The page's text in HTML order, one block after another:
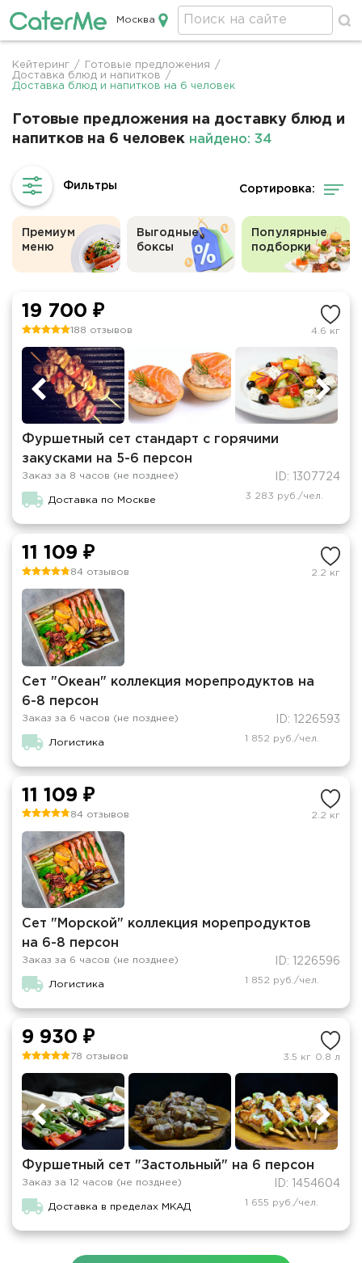
Кейтеринг в Москве
Москва
Строка
навигации
Кейтеринг / Готовые предложения
/
Доставка блюд и напитков
/
Доставка блюд и напитков на 6 человек
Готовые предложения на доставку блюд и
напитков на 6 человек найдено: 34
Сортировка:
Премиум
меню
Выгодные
боксы
Популярные
подборки
19 700 ₽
188 отзывов 4.6 кг
Фуршетный сет стандарт с горячими
закусками на 5-6 персон
Заказ за 8 часов (не позднее) ID: 1307724
Доставка по Москве 3 283 руб./чел.
11 109 ₽
84 отзывов 2.2 кг
Сет "Океан" коллекция морепродуктов на
6-8 персон
Заказ за 6 часов (не позднее) ID: 1226593
Логистика 1 852 руб./чел.
11 109 ₽
84 отзывов 2.2 кг
Сет "Морской" коллекция морепродуктов
на 6-8 персон
Заказ за 6 часов (не позднее) ID: 1226596
Логистика 1 852 руб./чел.
9 930 ₽
78 отзывов 3.5 кг 0.8 л
Фуршетный сет "Застольный" на 6 персон
Заказ за 12 часов (не позднее) ID: 1454604
Доставка в пределах МКАД 1 655 руб./чел.